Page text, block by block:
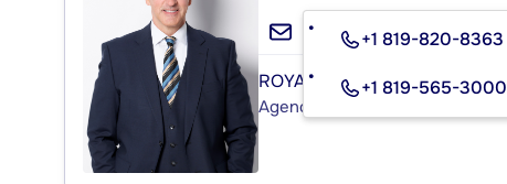
+1 819-820-
+1 819-565-3000
ROYAL LEPAGE ÉVOLUTION EB
Agence immobilière